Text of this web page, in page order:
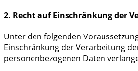
2. Recht auf Einschränkung der
Unter den fol­gen­den
Ein­schrän­kung der Ver­ar­bei­tung
per­so­nen­be­zo­ge­nen Daten